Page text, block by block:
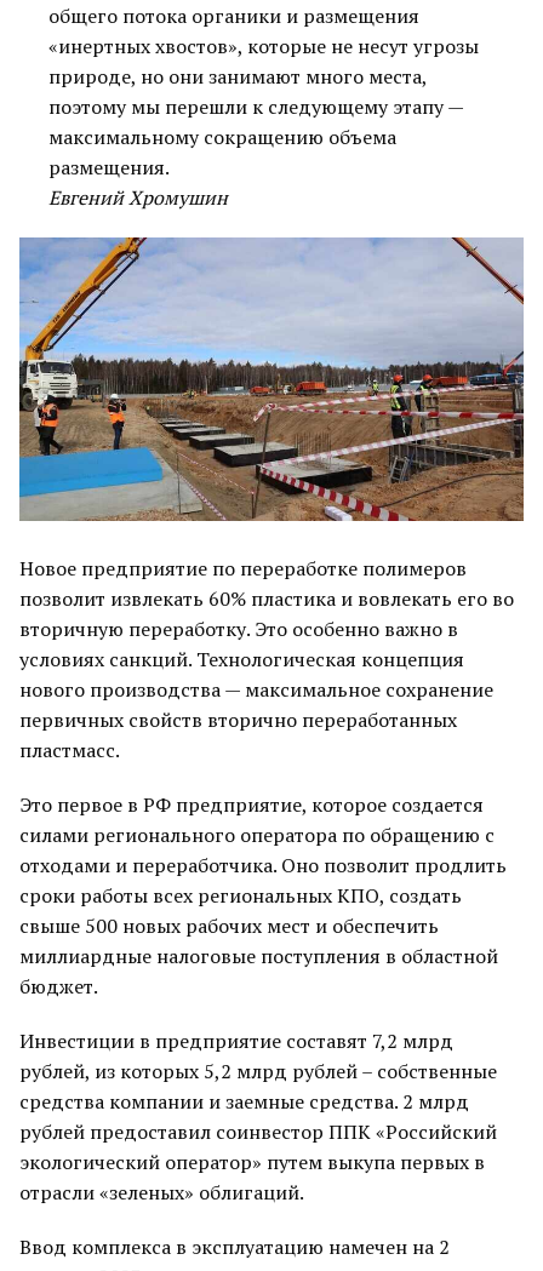
общего потока органики и размещения
«инертных хвостов», которые не несут угрозы
природе, но они занимают много места,
поэтому мы перешли к следующему этапу —
максимальному сокращению объема
размещения.
Евгений Хромушин
Новое предприятие по переработке полимеров
позволит извлекать 60% пластика и вовлекать его во
вторичную переработку. Это особенно важно в
условиях санкций. Технологическая концепция
нового производства — максимальное сохранение
первичных свойств вторично переработанных
пластмасс.
Это первое в РФ предприятие, которое создается
силами регионального оператора по обращению с
отходами и переработчика. Оно позволит продлить
сроки работы всех региональных КПО, создать
свыше 500 новых рабочих мест и обеспечить
миллиардные налоговые поступления в областной
бюджет.
Инвестиции в предприятие составят 7,2 млрд
рублей, из которых 5,2 млрд рублей – собственные
средства компании и заемные средства. 2 млрд
рублей предоставил соинвестор ППК «Российский
экологический оператор» путем выкупа первых в
отрасли «зеленых» облигаций.
Ввод комплекса в эксплуатацию намечен на 2